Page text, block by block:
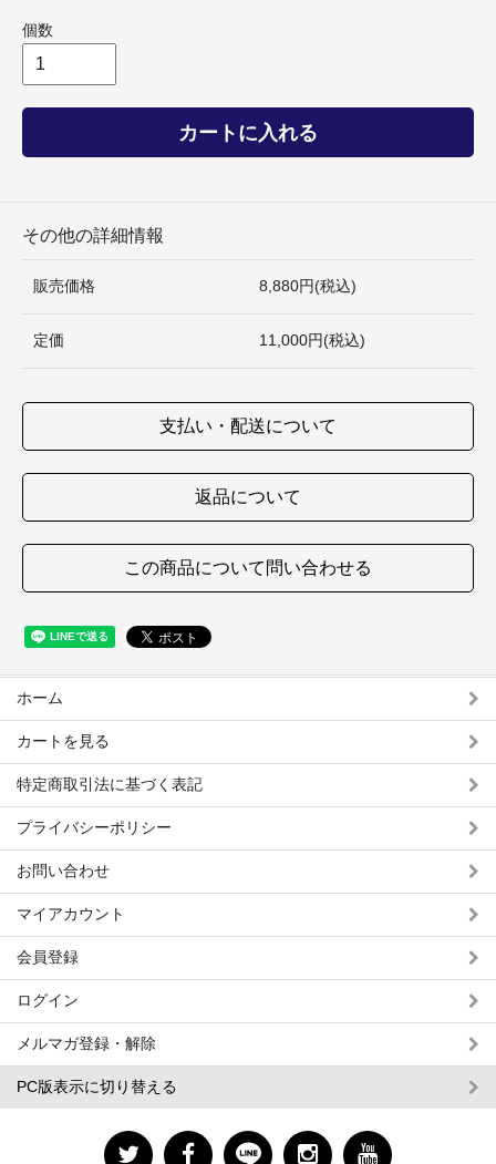
個数
カートに入れる
その他の詳細情報
販売価格 8,880円(税込)
定価 11,000円(税込)
支払い・配送について
返品について
この商品について問い合わせる
ホーム
カートを見る
特定商取引法に基づく表記
プライバシーポリシー
お問い合わせ
マイアカウント
会員登録
ログイン
メルマガ登録・解除
PC版表示に切り替える